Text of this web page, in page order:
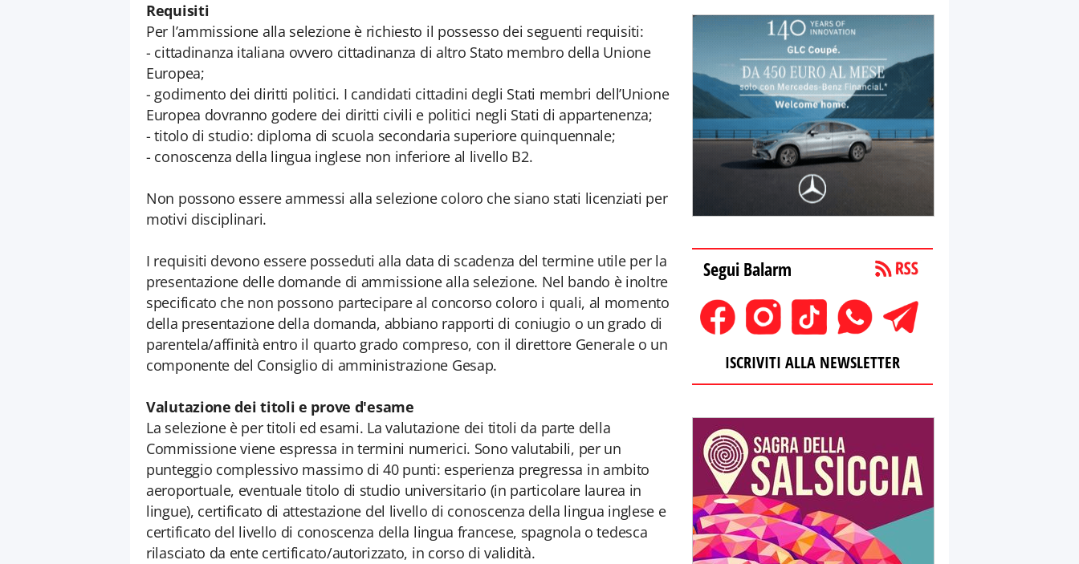
Requisiti
Per l’ammissione alla selezione è richiesto il possesso dei seguenti requisiti:
- cittadinanza italiana ovvero cittadinanza di altro Stato membro della Unione
Europea;
- godimento dei diritti politici. I candidati cittadini degli Stati membri dell’Unione
Europea dovranno godere dei diritti civili e politici negli Stati di appartenenza;
- titolo di studio: diploma di scuola secondaria superiore quinquennale;
- conoscenza della lingua inglese non inferiore al livello B2.
Non possono essere ammessi alla selezione coloro che siano stati licenziati per
motivi disciplinari.
I requisiti devono essere posseduti alla data di scadenza del termine utile per la
presentazione delle domande di ammissione alla selezione. Nel bando è inoltre
specificato che non possono partecipare al concorso coloro i quali, al momento
della presentazione della domanda, abbiano rapporti di coniugio o un grado di
parentela/affinità entro il quarto grado compreso, con il direttore Generale o un
componente del Consiglio di amministrazione Gesap.
Valutazione dei titoli e prove d'esame
La selezione è per titoli ed esami. La valutazione dei titoli da parte della
Commissione viene espressa in termini numerici. Sono valutabili, per un
punteggio complessivo massimo di 40 punti: esperienza pregressa in ambito
aeroportuale, eventuale titolo di studio universitario (in particolare laurea in
lingue), certificato di attestazione del livello di conoscenza della lingua inglese e
certificato del livello di conoscenza della lingua francese, spagnola o tedesca
rilasciato da ente certificato/autorizzato, in corso di validità.
Segui Balarm
ISCRIVITI ALLA NEWSLETTER